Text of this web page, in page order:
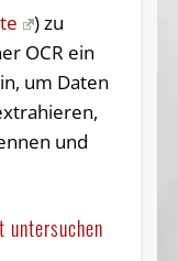
) zu
OCR ein
um Daten
und
untersuchen